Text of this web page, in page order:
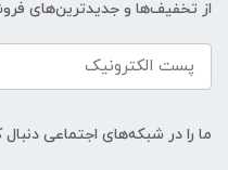
از تخفیف‌ها و جدیدترین‌های
ما را در شبکه‌های اجتماعی دنبال